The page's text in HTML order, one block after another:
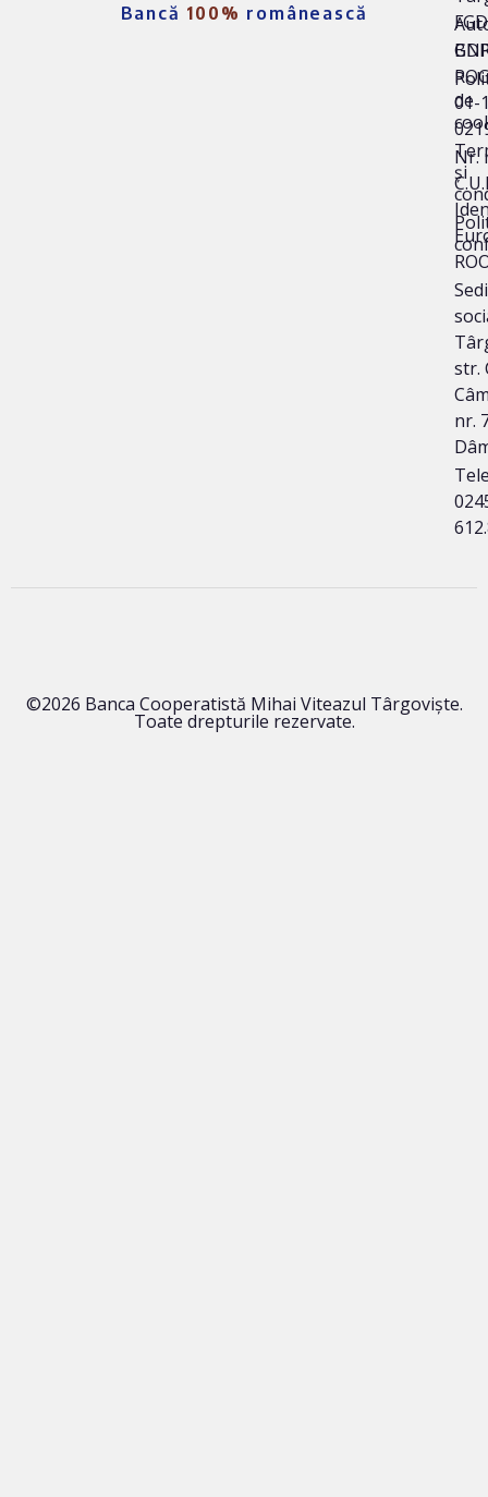
Bancă 100% românească
01-
Nr.
str.
nr.
de
și
©2026 Banca Cooperatistă Mihai Viteazul Târgoviște.
Toate drepturile rezervate.